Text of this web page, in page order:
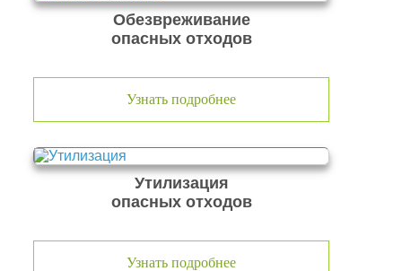
Обезвреживание
опасных отходов
Узнать подробнее
Утилизация
опасных отходов
Узнать подробнее